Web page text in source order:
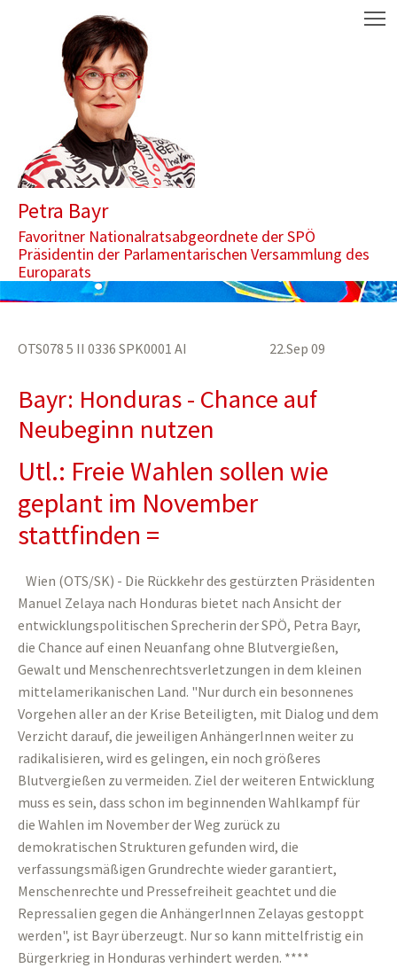
Petra Bayr
Favoritner Nationalratsabgeordnete der SPÖ
Präsidentin der Parlamentarischen Versammlung des
Europarats
OTS078 5 II 0336 SPK0001 AI 22.Sep 09
Bayr: Honduras - Chance auf
Neubeginn nutzen
Utl.: Freie Wahlen sollen wie
geplant im November
stattfinden =
Wien (OTS/SK) - Die Rückkehr des gestürzten Präsidenten
Manuel Zelaya nach Honduras bietet nach Ansicht der
entwicklungspolitischen Sprecherin der SPÖ, Petra Bayr,
die Chance auf einen Neuanfang ohne Blutvergießen,
Gewalt und Menschenrechtsverletzungen in dem kleinen
mittelamerikanischen Land. "Nur durch ein besonnenes
Vorgehen aller an der Krise Beteiligten, mit Dialog und dem
Verzicht darauf, die jeweiligen AnhängerInnen weiter zu
radikalisieren, wird es gelingen, ein noch größeres
Blutvergießen zu vermeiden. Ziel der weiteren Entwicklung
muss es sein, dass schon im beginnenden Wahlkampf für
die Wahlen im November der Weg zurück zu
demokratischen Strukturen gefunden wird, die
verfassungsmäßigen Grundrechte wieder garantiert,
Menschenrechte und Pressefreiheit geachtet und die
Repressalien gegen die AnhängerInnen Zelayas gestoppt
werden", ist Bayr überzeugt. Nur so kann mittelfristig ein
Bürgerkrieg in Honduras verhindert werden. ****